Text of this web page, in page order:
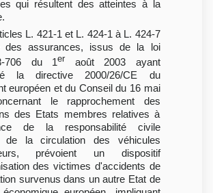
qui résultent des atteintes à la
L. 421-1 et L. 424-1 à L. 424-7
des assurances, issus de la loi
706 du 1er
août 2003 ayant
la directive 2000/26/CE du
européen et du Conseil du 16 mai
le rapprochement des
des Etats membres relatives à
de la responsabilité civile
de la circulation des véhicules
prévoient un dispositif
des victimes d'accidents de
survenus dans un autre Etat de